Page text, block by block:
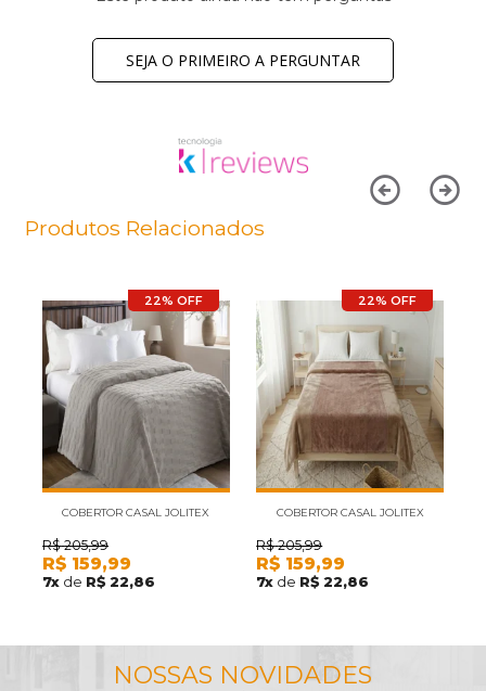
SEJA O PRIMEIRO A PERGUNTAR
Produtos Relacionados
22% OFF
COBERTOR CASAL JOLITEX
INNOVE REPS BEGE
R$ 205,99
R$ 159,99
7x de R$ 22,86
22% OFF
COBERTOR CASAL JOLITEX
INNOVE ALCIONE MARROM
R$ 205,99
R$ 159,99
7x de R$ 22,86